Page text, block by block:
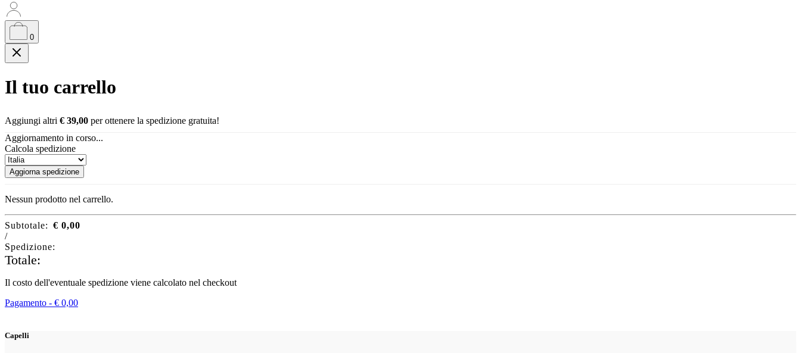
0
Il tuo carrello
Aggiungi altri € 39,00 per ottenere la spedizione gratuita!
Aggiornamento in corso...
Calcola spedizione
Aggiorna spedizione
Nessun prodotto nel carrello.
Subtotale: € 0,00
/
Spedizione:
Totale:
Il costo dell'eventuale spedizione viene calcolato nel checkout
Pagamento - € 0,00
Capelli